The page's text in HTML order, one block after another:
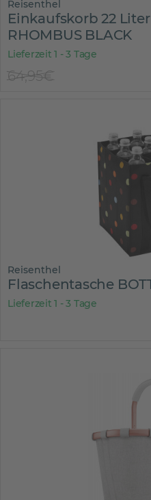
Reisenthel
Einkaufskorb 22 Liter
RHOMBUS BLACK
Lieferzeit 1 - 3 Tage
64,95€
Reisenthel
Flaschentasche
Lieferzeit 1 - 3 Tage